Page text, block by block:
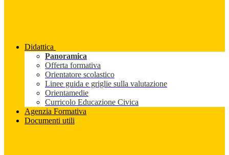
Didattica
Panoramica
Offerta formativa
Orientatore scolastico
Linee guida e griglie sulla valutazione
Orientamedie
Curricolo Educazione Civica
Agenzia Formativa
Documenti utili